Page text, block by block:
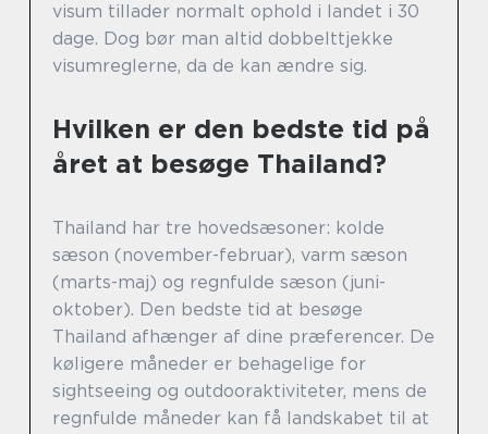
visum tillader normalt ophold i landet i 30
dage. Dog bør man altid dobbelttjekke
visumreglerne, da de kan ændre sig.
Hvilken er den bedste tid på
året at besøge Thailand?
Thailand har tre hovedsæsoner: kolde
sæson (november-februar), varm sæson
(marts-maj) og regnfulde sæson (juni-
oktober). Den bedste tid at besøge
Thailand afhænger af dine præferencer. De
køligere måneder er behagelige for
sightseeing og outdooraktiviteter, mens de
regnfulde måneder kan få landskabet til at